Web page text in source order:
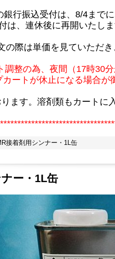
行振込受付は、8/4までに
は、連休後に再開いたしま
際は単価を見ていただき
調整の為、夜間（17時30
ートが休止になる場合が
ます。溶剤類もカートに
接着剤用シンナー・1L缶
ー・1L缶